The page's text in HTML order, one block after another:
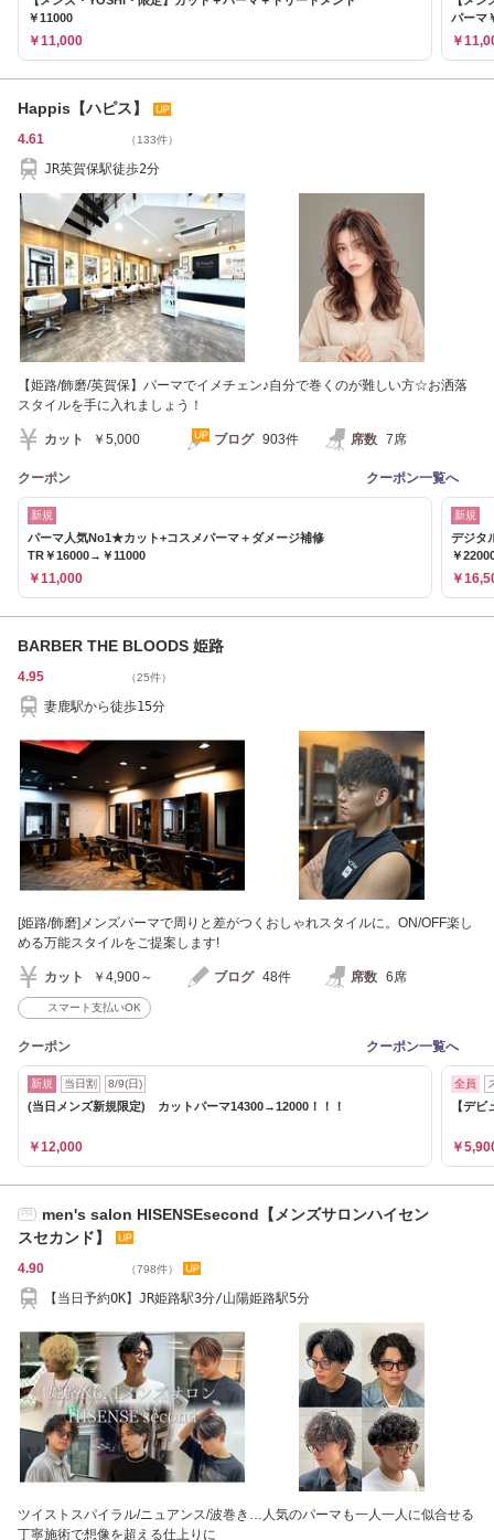
￥11000
￥11,000
パーマ
￥
Happis【ハピス】
4.61 （133件）
JR英賀保駅徒歩2分
【姫路/飾磨/英賀保】パーマでイメチェン♪自分で巻くのが難しい方☆お洒落
スタイルを手に入れましょう！
カット ￥5,000 ブログ 903件 席数 7席
クーポン クーポン一覧へ
新規
パーマ人気No1★カット+コスメパーマ＋ダメージ補修
TR￥16000→￥11000
￥11,000
新規
デジタ
￥
￥
BARBER THE BLOODS 姫路
4.95 （25件）
妻鹿駅から徒歩15分
[姫路/飾磨]メンズパーマで周りと差がつくおしゃれスタイルに。ON/OFF楽し
める万能スタイルをご提案します!
カット ￥4,900～ ブログ 48件 席数 6席
スマート支払いOK
クーポン クーポン一覧へ
新規 当日割 8/9(日)
(当日メンズ新規限定) カットパーマ14300→12000！！！
￥12,000
全員
【デ
￥
PR
men's salon HISENSEsecond【メンズサロンハイセン
スセカンド】
4.90 （798件）
【当日予約OK】JR姫路駅3分/山陽姫路駅5分
ツイストスパイラル/ニュアンス/波巻き…人気のパーマも一人一人に似合せる
丁寧施術で想像を超える仕上りに